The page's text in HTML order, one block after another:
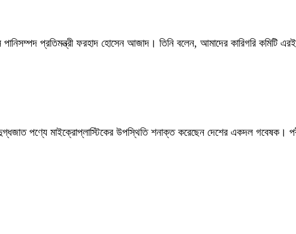
প্রতিমন্ত্রী ফরহাদ হোসেন আজাদ। তিনি বলেন, আমাদের কারিগরি কমিটি
দুগ্ধজাত পণ্যে মাইক্রোপ্লাস্টিকের উপস্থিতি শনাক্ত করেছেন দেশের একদল গবেষক।